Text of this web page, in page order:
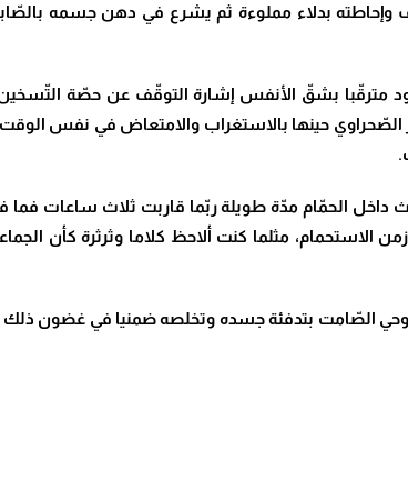
وإحاطته بدلاء مملوءة ثم يشرع في دهن جسمه
مترقّبا بشقّ الأنفس إشارة التوقّف عن حصّة
حينها بالاستغراب والامتعاض في نفس
داخل الحمّام مدّة طويلة ربّما قاربت ثلاث ساعات
مثلما كنت ألاحظ كلاما وثرثرة كأن
الصّامت بتدفئة جسده وتخلصه ضمنيا في غضون ذلك